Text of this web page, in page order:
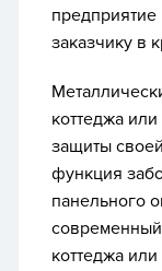
предприятие
заказчику в
коттеджа
защиты
функция
панельного
коттеджа